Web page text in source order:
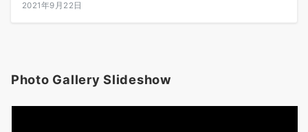
2021年9月22日
Photo Gallery Slideshow